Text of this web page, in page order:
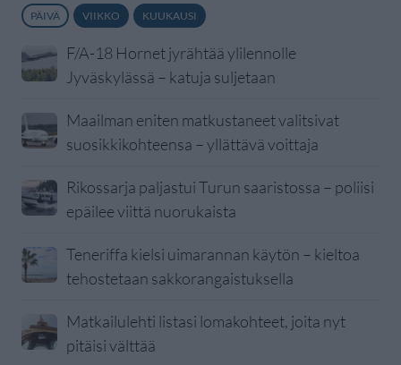
PÄIVÄ VIIKKO KUUKAUSI
F/A-18 Hornet jyrähtää ylilennolle
Jyväskylässä – katuja suljetaan
Maailman eniten matkustaneet valitsivat
suosikkikohteensa – yllättävä voittaja
Rikossarja paljastui Turun saaristossa – poliisi
epäilee viittä nuorukaista
Teneriffa kielsi uimarannan käytön – kieltoa
tehostetaan sakkorangaistuksella
Matkailulehti listasi lomakohteet, joita nyt
pitäisi välttää